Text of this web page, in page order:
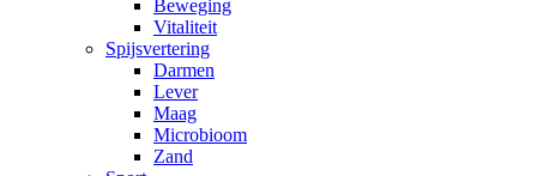
Beweging
Vitaliteit
Spijsvertering
Darmen
Lever
Maag
Microbioom
Zand